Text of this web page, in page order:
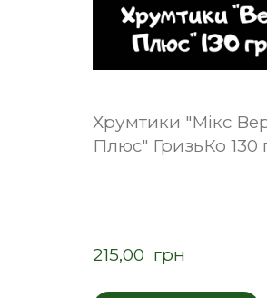
Хрумтики "Мікс
Плюс" ГризьКо 130
215,00  грн